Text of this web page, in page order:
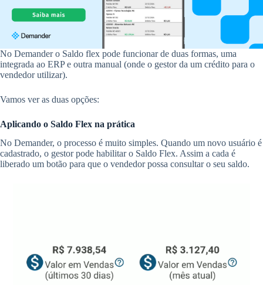
No Demander o Saldo flex pode funcionar de duas formas, uma
integrada ao ERP e outra manual (onde o gestor da um crédito para o
vendedor utilizar).
Vamos ver as duas opções:
Aplicando o Saldo Flex na prática
No Demander, o processo é muito simples. Quando um novo usuário é
cadastrado, o gestor pode habilitar o Saldo Flex. Assim a cada é
liberado um botão para que o vendedor possa consultar o seu saldo.